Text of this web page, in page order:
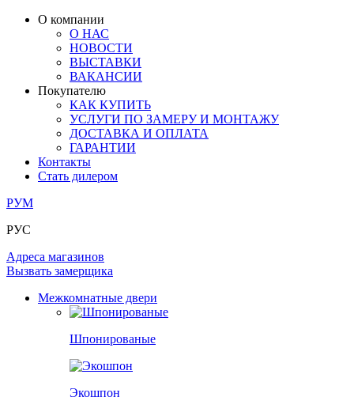
ИЗ МАССИВА ОЛЬХИ
РАСПРОДАЖА ОСТАТКОВ
ВСЕ ДВЕРИ
ПОД ОБОИ И ПОКРАСКУ
РАЗДВИЖНЫЕ ПЕРЕГОРОДКИ
КОМПЛЕКТУЮЩИЕ
ОГРАНИЧИТЕЛИ
ПЕТЛИ
РАЗДВИЖНАЯ СИСТЕМА
СТЕНОВЫЕ ПАНЕЛИ
О компании
О НАС
НОВОСТИ
ВЫСТАВКИ
ВАКАНСИИ
Покупателю
КАК КУПИТЬ
УСЛУГИ ПО ЗАМЕРУ И МОНТАЖУ
ДОСТАВКА И ОПЛАТА
ГАРАНТИИ
Контакты
Стать дилером
РУМ
РУС
Адреса магазинов
Вызвать замерщика
Межкомнатные двери
Шпонированые
Экошпон